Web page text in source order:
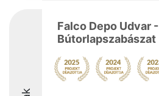
Falco Depo Udvar -
Bútorlapszabászat